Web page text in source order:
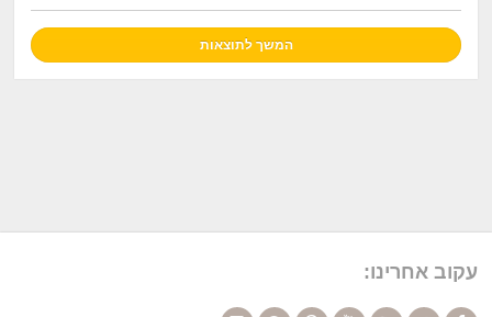
עקוב אחרינו: